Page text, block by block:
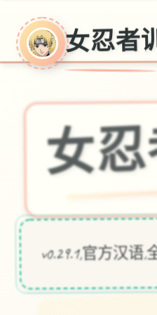
女忍者
女
v0.29.1,官方汉语